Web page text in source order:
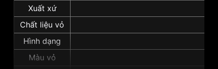
Xuất xứ
Chất liệu vỏ
Hình dạng
Màu vỏ